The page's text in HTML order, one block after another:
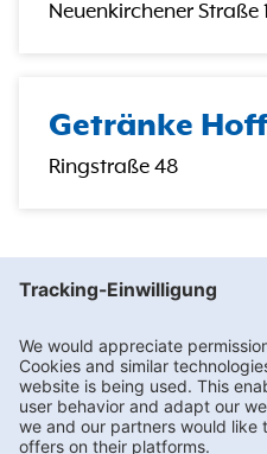
Neuenkirchener Straße
Getränke
Ringstraße 48
Bonifatiusstraße 234a